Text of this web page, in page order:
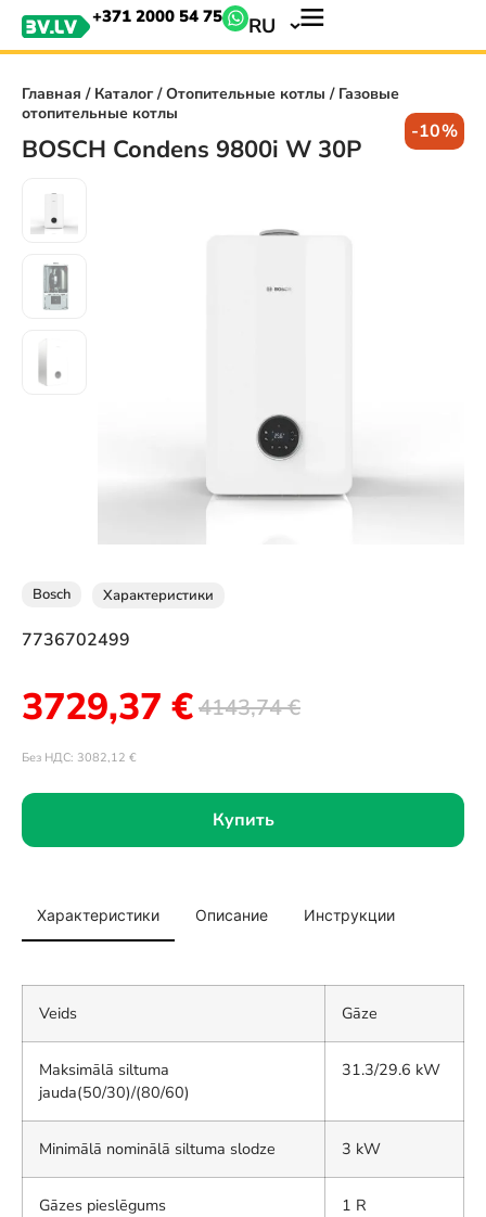
+371 2000 54 75 RU
Главная / Каталог/Отопительные котлы / Газовые
отопительные котлы
BOSCH Condens 9800i W 30P
-10%
Bosch Характеристики
7736702499
4143,74€
3729,37 €
Без НДС: 3082,12 €
Купить
Характеристики Описание Инструкции
Veids Gāze
Maksimālā siltuma
jauda(50/30)/(80/60)
31.3/29.6 kW
Minimālā nominālā siltuma slodze 3 kW
Gāzes pieslēgums 1 R